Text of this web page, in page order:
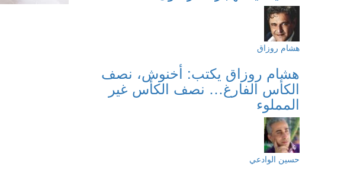
هشام روزاق
هشام روزاق يكتب: أخنوش، نصف
الكأس الفارغ… نصف الكأس غير
المملوء
حسين الوادعي